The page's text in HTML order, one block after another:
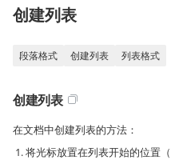
创建列表
段落格式 创建列表 列表格式
创建列表
在文档中创建列表的方法：
将光标放置在列表开始的位置